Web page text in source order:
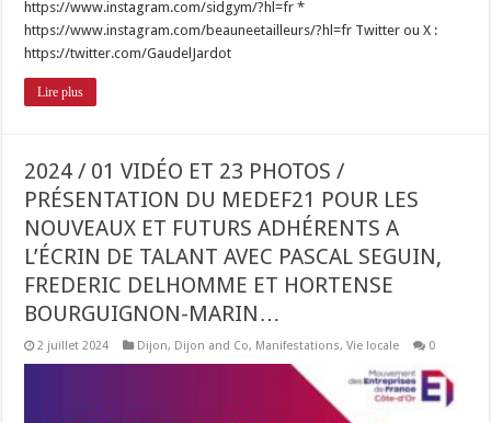
https://www.instagram.com/sidgym/?hl=fr *
https://www.instagram.com/beauneetailleurs/?hl=fr Twitter ou X :
https://twitter.com/GaudelJardot
Lire plus
2024 / 01 VIDÉO ET 23 PHOTOS /
PRÉSENTATION DU MEDEF21 POUR LES
NOUVEAUX ET FUTURS ADHÉRENTS A
L’ÉCRIN DE TALANT AVEC PASCAL SEGUIN,
FREDERIC DELHOMME ET HORTENSE
BOURGUIGNON-MARIN…
2 juillet 2024 Dijon, Dijon and Co, Manifestations,Vie locale 0